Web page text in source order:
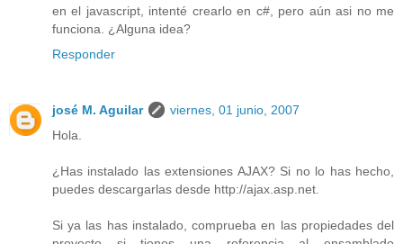
en el javascript, intenté crearlo en c#, pero aún asi no me
funciona. ¿Alguna idea?
Responder
josé M. Aguilar
viernes, 01 junio, 2007
Hola.
¿Has instalado las extensiones AJAX? Si no lo has hecho,
puedes descargarlas desde http://ajax.asp.net.
Si ya las has instalado, comprueba en las propiedades del